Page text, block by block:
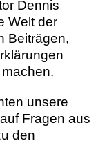
Dennis
Welt der
Beiträgen,
unsere
Fragen aus
den